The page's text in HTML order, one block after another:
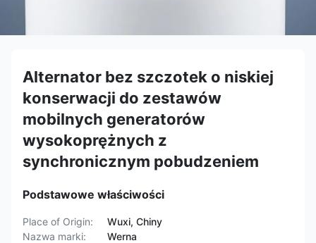
Alternator bez szczotek o niskiej
konserwacji do zestawów
mobilnych generatorów
wysokoprężnych z
synchronicznym pobudzeniem
Podstawowe właściwości
Place of Origin:
Wuxi, Chiny
Nazwa marki:
Werna